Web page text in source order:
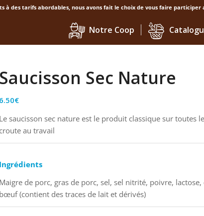
à des tarifs abordables, nous avons fait le choix de vous faire participer
Notre Coop
Saucisson Sec Nature
6.50€
Le saucisson sec nature est le produit classique sur toutes
croute au travail
Ingrédients
Maigre de porc, gras de porc, sel, sel nitrité, poivre,
bœuf (contient des traces de lait et dérivés)